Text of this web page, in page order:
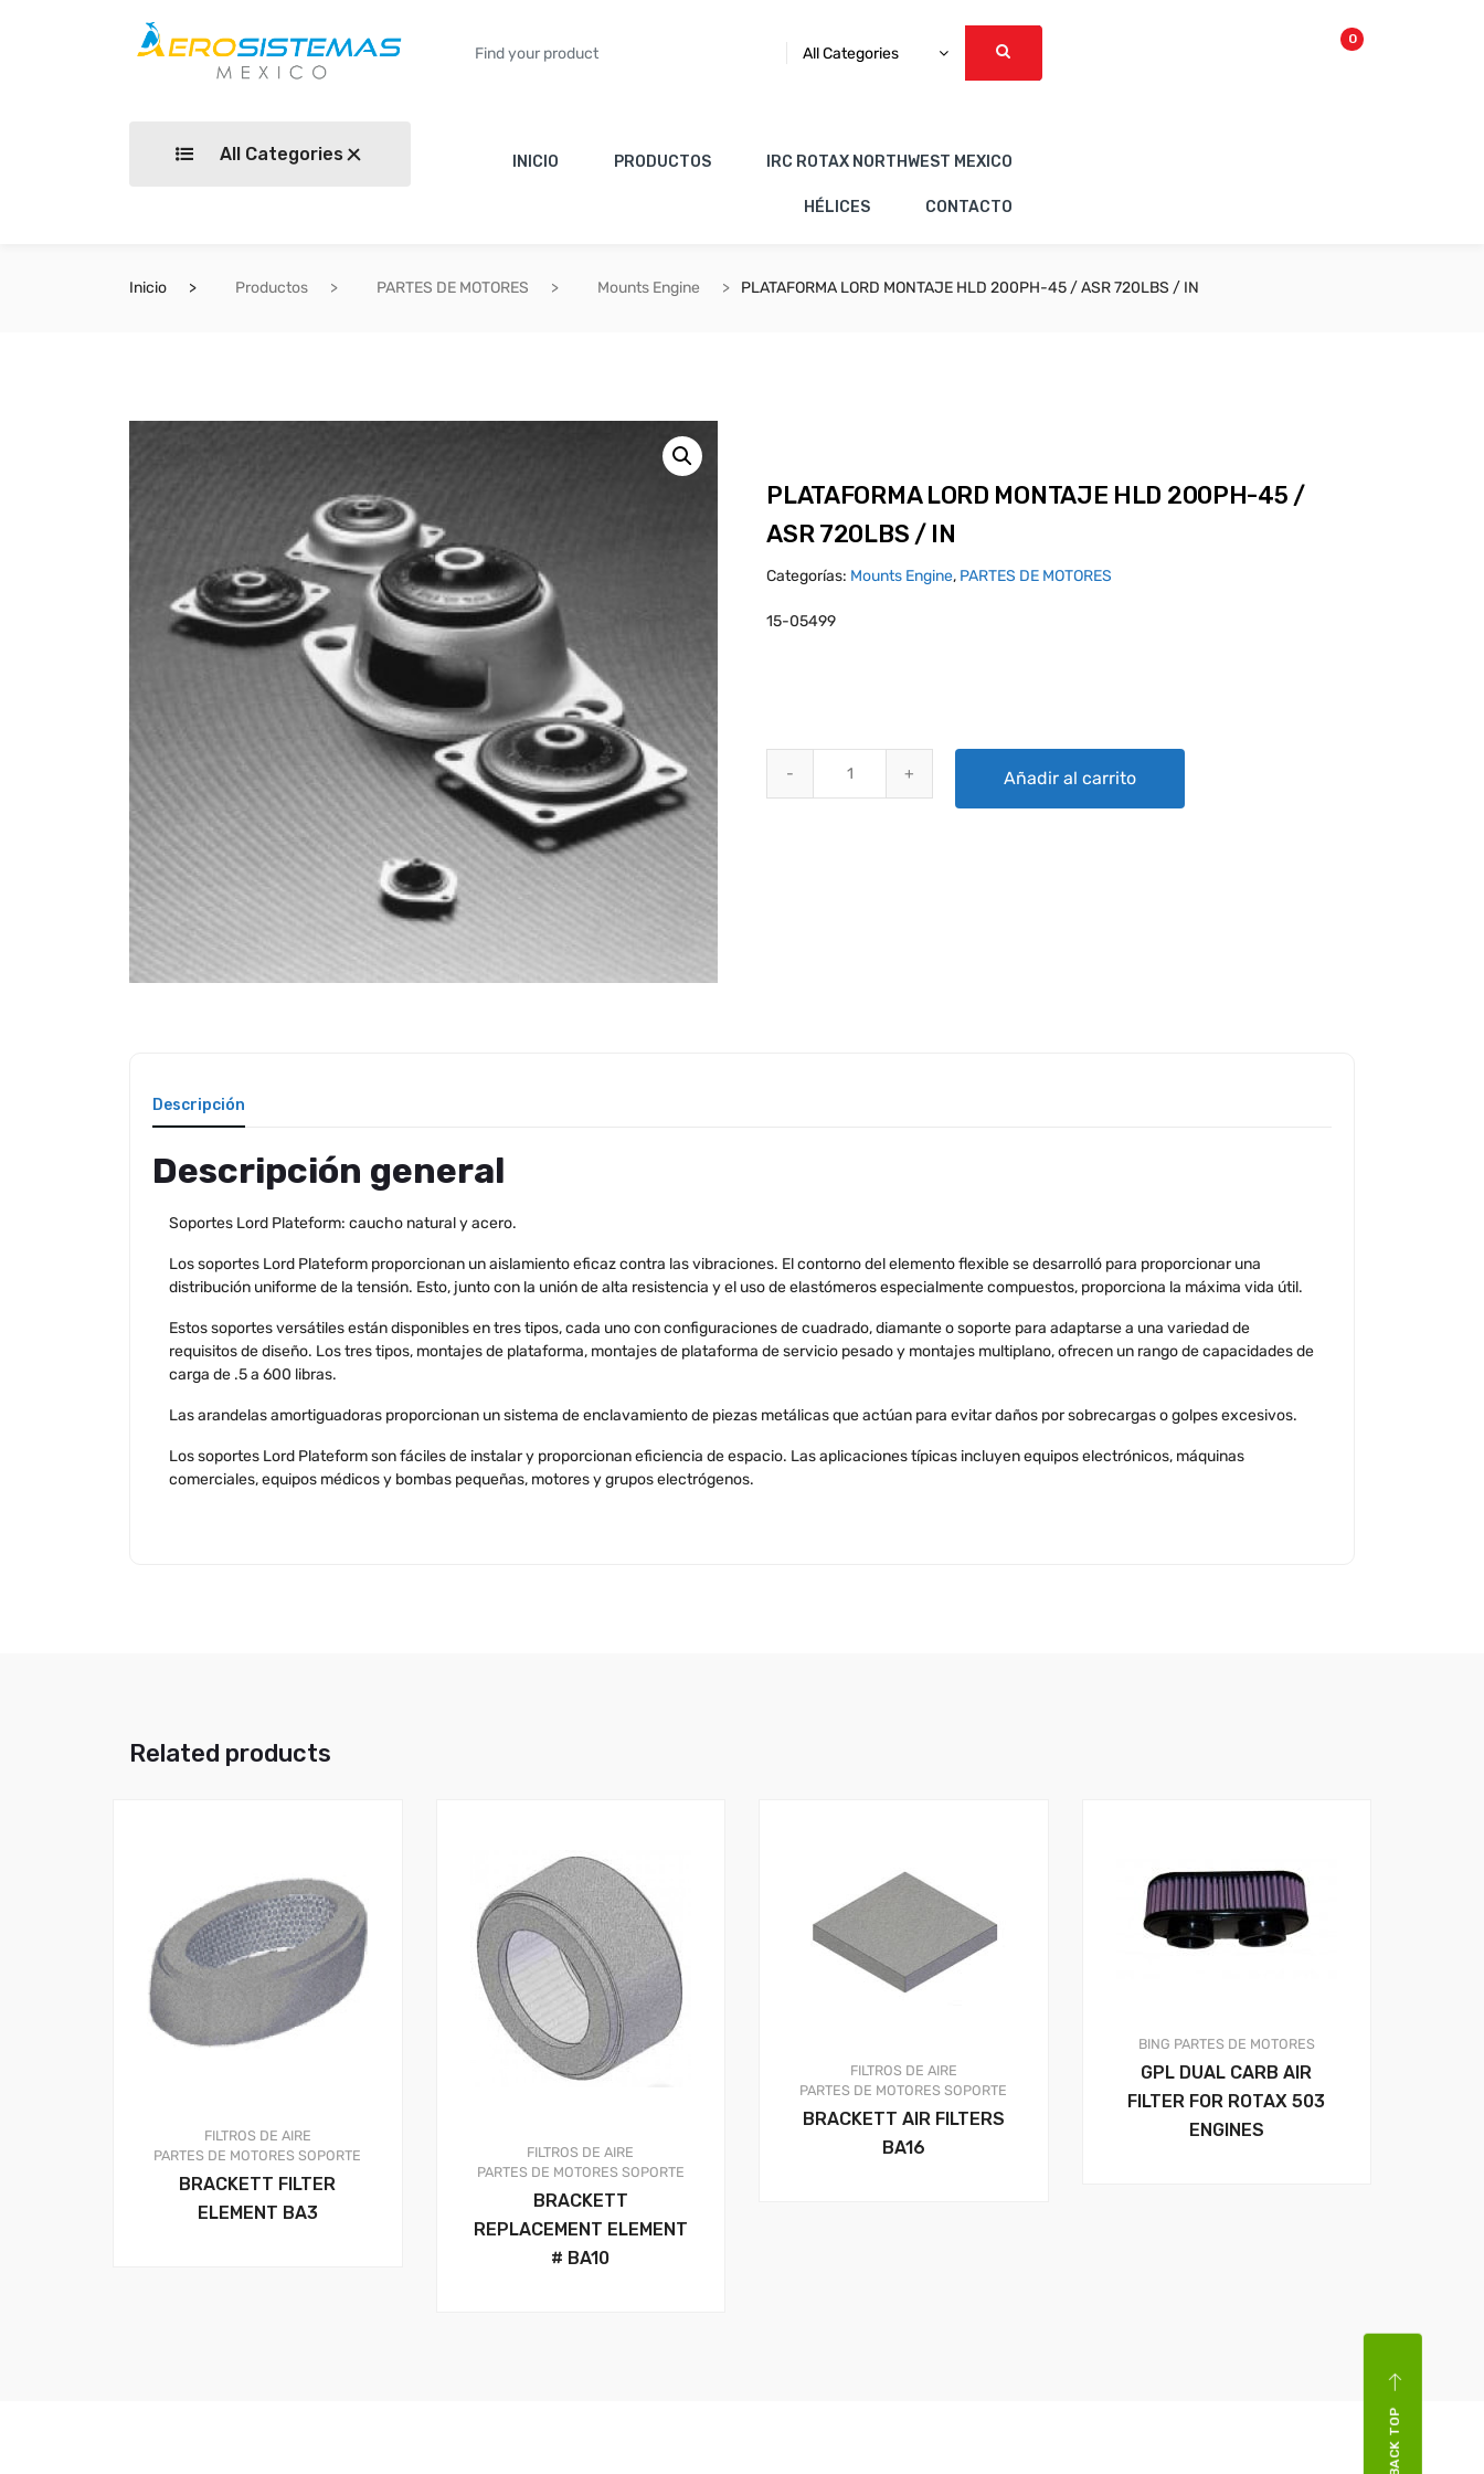
All Categories
0
All Categories INICIO PRODUCTOS IRC ROTAX NORTHWEST MEXICO
HÉLICES CONTACTO
Inicio Productos PARTES DE MOTORES Mounts Engine PLATAFORMA LORD MONTAJE HLD 200PH-45 / ASR 720LBS / IN
PLATAFORMA LORD MONTAJE HLD 200PH-45 /
ASR 720LBS / IN
Categorías: Mounts Engine, PARTES DE MOTORES
15-05499
Añadir al carrito
Descripción
Descripción general
Soportes Lord Plateform: caucho natural y acero.
Los soportes Lord Plateform proporcionan un aislamiento eficaz contra las vibraciones. El contorno del elemento flexible se desarrolló para proporcionar una
distribución uniforme de la tensión. Esto, junto con la unión de alta resistencia y el uso de elastómeros especialmente compuestos, proporciona la máxima vida útil.
Estos soportes versátiles están disponibles en tres tipos, cada uno con configuraciones de cuadrado, diamante o soporte para adaptarse a una variedad de
requisitos de diseño. Los tres tipos, montajes de plataforma, montajes de plataforma de servicio pesado y montajes multiplano, ofrecen un rango de capacidades de
carga de .5 a 600 libras.
Las arandelas amortiguadoras proporcionan un sistema de enclavamiento de piezas metálicas que actúan para evitar daños por sobrecargas o golpes excesivos.
Los soportes Lord Plateform son fáciles de instalar y proporcionan eficiencia de espacio. Las aplicaciones típicas incluyen equipos electrónicos, máquinas
comerciales, equipos médicos y bombas pequeñas, motores y grupos electrógenos.
Related products
FILTROS DE AIRE
PARTES DE MOTORES SOPORTE
BRACKETT FILTER
ELEMENT BA3
FILTROS DE AIRE
PARTES DE MOTORES SOPORTE
BRACKETT
REPLACEMENT ELEMENT
# BA10
FILTROS DE AIRE
PARTES DE MOTORES SOPORTE
BRACKETT AIR FILTERS
BA16
BING PARTES DE MOTORES
GPL DUAL CARB AIR
FILTER FOR ROTAX 503
ENGINES
BACK TOP